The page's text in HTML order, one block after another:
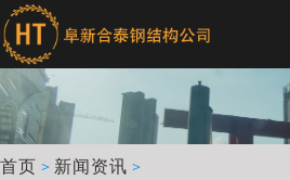
首页 > 新闻资讯 >